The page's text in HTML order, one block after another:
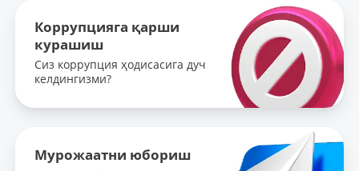
Коррупцияга қарши
курашиш
Сиз коррупция ҳодисасига дуч
келдингизми?
Мурожаатни юбориш